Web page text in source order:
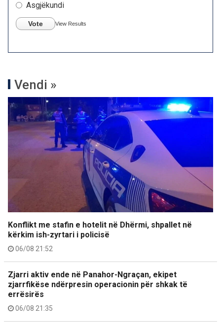
Asgjëkundi
Vote View Results
Vendi »
Konflikt me stafin e hotelit në Dhërmi, shpallet në
kërkim ish-zyrtari i policisë
06/08 21:52
Zjarri aktiv ende në Panahor-Ngraçan, ekipet
zjarrfikëse ndërpresin operacionin për shkak të
errësirës
06/08 21:35